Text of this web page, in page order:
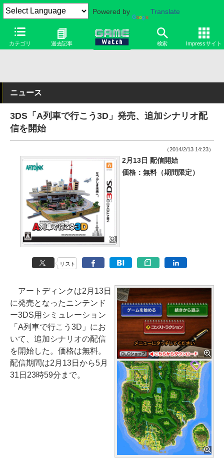
Powered by Translate
カテゴリ 過去記事 検索 Impressサイト
ニュース
3DS「A列車で行こう3D」発売、追加シナリオ配
信を開始
（2014/2/13 14:23）
2月13日 配信開始
価格：無料（期間限定）
リスト
アートディンクは2月13日
に発売となったニンテンド
ー3DS用シミュレーション
「A列車で行こう3D」にお
いて、追加シナリオの配信
を開始した。価格は無料。
配信期間は2月13日から5月
31日23時59分まで。